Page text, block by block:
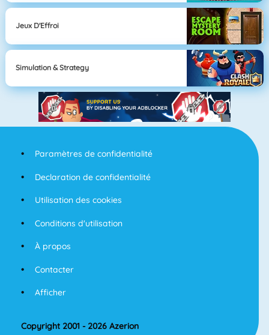
Jeux D'Effroi
Simulation & Strategy
Paramètres de confidentialité
Declaration de confidentialité
Utilisation des cookies
Conditions d'utilisation
À propos
Contacter
Afficher
Copyright 2001 - 2026 Azerion